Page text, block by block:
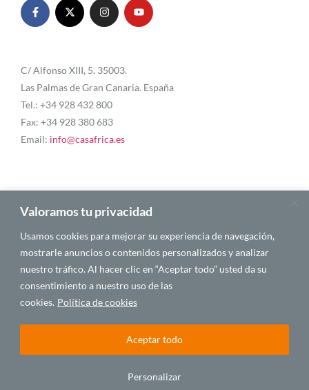
Valoramos tu privacidad
Usamos cookies para mejorar su experiencia de navegación,
mostrarle anuncios o contenidos personalizados y analizar
nuestro tráfico. Al hacer clic en “Aceptar todo” usted da su
consentimiento a nuestro uso de las
cookies. Política de cookies
Personalizar
Aceptar todo
C/ Alfonso XIII, 5. 35003.
Las Palmas de Gran Canaria. España
Tel.: +34 928 432 800
Fax: +34 928 380 683
Email: info@casafrica.es
Blog
Quiénes somos
Autores
Español